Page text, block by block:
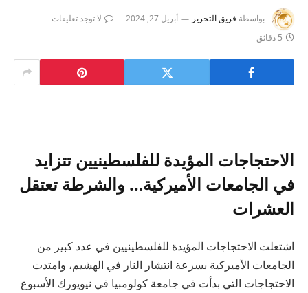
بواسطة فريق التحرير أبريل 27, 2024
لا توجد تعليقات
5 دقائق
الاحتجاجات المؤيدة للفلسطينيين تتزايد
في الجامعات الأميركية… والشرطة تعتقل
العشرات
اشتعلت الاحتجاجات المؤيدة للفلسطينيين في عدد كبير من
الجامعات الأميركية بسرعة انتشار النار في الهشيم، وامتدت
الاحتجاجات التي بدأت في جامعة كولومبيا في نيويورك الأسبوع